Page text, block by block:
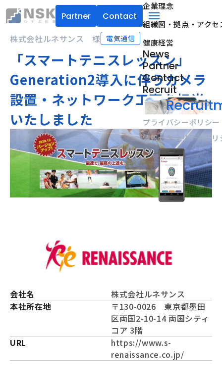
NSK株式会社
Partner Contact
menu
企業理念
組織図・拠点・アクセ
健康経営
News
Partner
Contact
Recruit
プライバシーポリシー
情報セキュリティポリ
株式会社ルネサンス 様 電気通信
「スマートテニスレッスン」
Generation2導入に伴うカメラ
設置・ネットワーク工事を担当
いたしました
会社名
株式会社ルネサンス
本社所在地
〒130-0026 東京都墨田
区両国2-10-14 両国シティ
コア 3階
URL
https://www.s-
renaissance.co.jp/